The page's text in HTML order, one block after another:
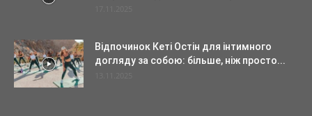
Відпочинок Кеті Остін для інтимного
догляду за собою: більше, ніж просто...